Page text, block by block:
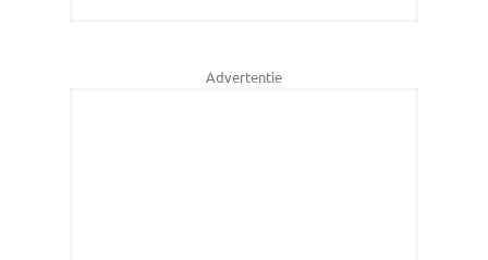
Advertentie